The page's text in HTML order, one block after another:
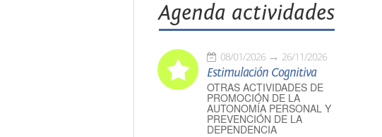
Agenda actividades
08/01/2026 26/11/2026
Estimulación Cognitiva
OTRAS ACTIVIDADES DE
PROMOCIÓN DE LA
AUTONOMÍA PERSONAL Y
PREVENCIÓN DE LA
DEPENDENCIA